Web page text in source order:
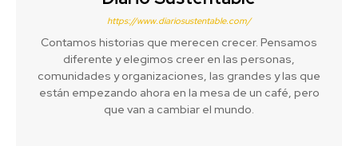
https://www.diariosustentable.com/
Contamos historias que merecen crecer. Pensamos
diferente y elegimos creer en las personas,
comunidades y organizaciones, las grandes y las que
están empezando ahora en la mesa de un café, pero
que van a cambiar el mundo.